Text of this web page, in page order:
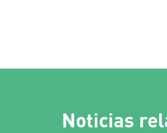
Noticias